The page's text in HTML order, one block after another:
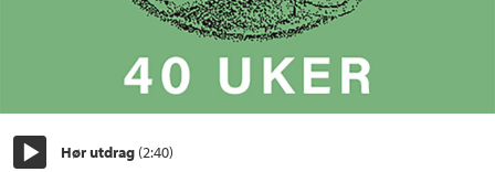
Hør utdrag (2:40)